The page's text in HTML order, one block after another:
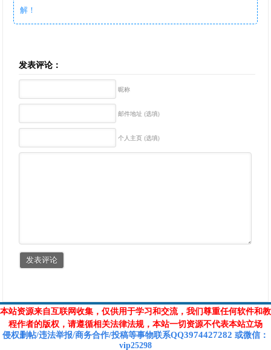
解！
发表评论：
昵称
邮件地址 (选填)
个人主页 (选填)
本站资源来自互联网收集，仅供用于学习和交流，我们尊重任何软件和教
程作者的版权，请遵循相关法律法规，本站一切资源不代表本站立场
侵权删帖/违法举报/商务合作/投稿等事物联系QQ3974427282 或微信 ：
vip25298